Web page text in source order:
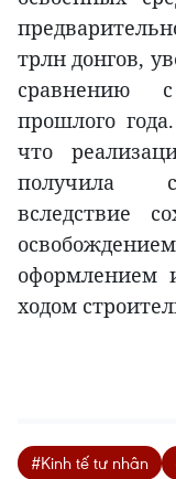
трлн донгов,
сравнению
прошлого
что
получила
вследствие
оформлением
ходом
#Kinh tế tư nhân